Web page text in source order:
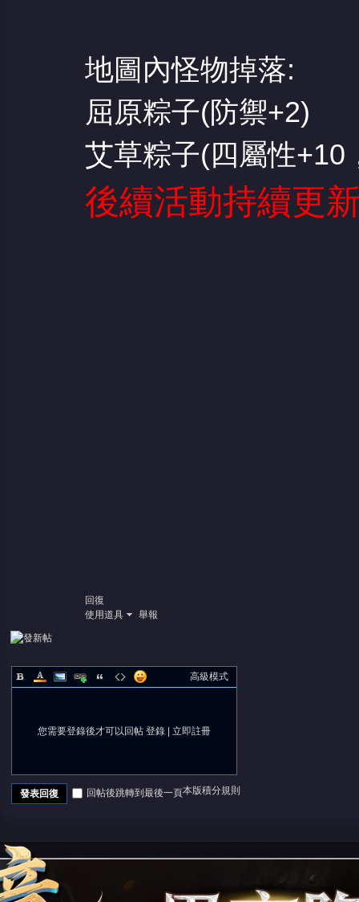
地圖內怪物掉落:
屈原粽子(防禦+2)
艾草粽子(四屬性+10
後續活動持續更
回復
使用道具
舉報
高級模式
您需要登錄後才可以回帖 登錄| 立即註冊
本版積分規則
發表回復 回帖後跳轉到最後一頁